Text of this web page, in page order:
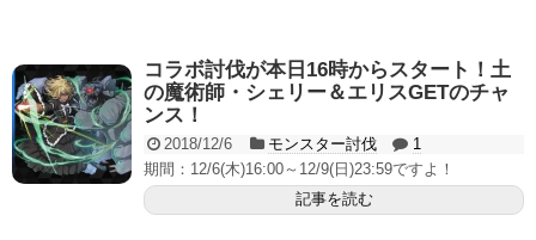
コラボ討伐が本日16時からスタート！土
の魔術師・シェリー＆エリスGETのチャ
ンス！
2018/12/6 モンスター討伐
1
期間：12/6(木)16:00～12/9(日)23:59ですよ！
記事を読む